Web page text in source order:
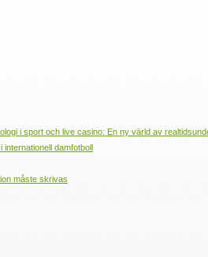
i sport och live casino: En ny värld av
damfotboll
måste skrivas